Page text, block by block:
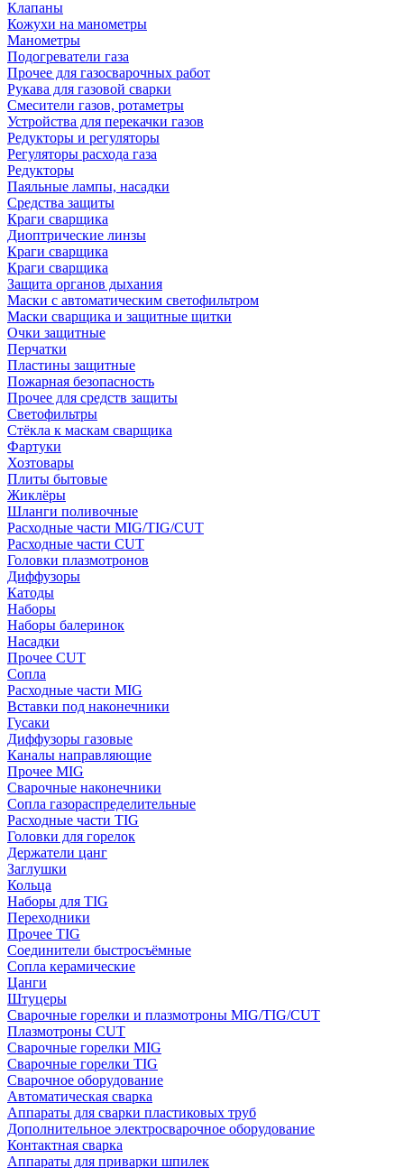
Клапаны
Кожухи на манометры
Манометры
Подогреватели газа
Прочее для газосварочных работ
Рукава для газовой сварки
Смесители газов, ротаметры
Устройства для перекачки газов
Редукторы и регуляторы
Регуляторы расхода газа
Редукторы
Паяльные лампы, насадки
Средства защиты
Краги сварщика
Диоптрические линзы
Краги сварщика
Краги сварщика
Защита органов дыхания
Маски с автоматическим светофильтром
Маски сварщика и защитные щитки
Очки защитные
Перчатки
Пластины защитные
Пожарная безопасность
Прочее для средств защиты
Светофильтры
Стёкла к маскам сварщика
Фартуки
Хозтовары
Плиты бытовые
Жиклёры
Шланги поливочные
Расходные части MIG/TIG/CUT
Расходные части CUT
Головки плазмотронов
Диффузоры
Катоды
Наборы
Наборы балеринок
Насадки
Прочее CUT
Сопла
Расходные части MIG
Вставки под наконечники
Гусаки
Диффузоры газовые
Каналы направляющие
Прочее MIG
Сварочные наконечники
Сопла газораспределительные
Расходные части TIG
Головки для горелок
Держатели цанг
Заглушки
Кольца
Наборы для TIG
Переходники
Прочее TIG
Соединители быстросъёмные
Сопла керамические
Цанги
Штуцеры
Сварочные горелки и плазмотроны MIG/TIG/CUT
Плазмотроны CUT
Сварочные горелки MIG
Сварочные горелки TIG
Сварочное оборудование
Автоматическая сварка
Аппараты для сварки пластиковых труб
Дополнительное электросварочное оборудование
Контактная сварка
Аппараты для приварки шпилек